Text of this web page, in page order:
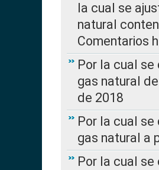
la cual se
natural
Comentarios
Por la cual
gas natural
de 2018
Por la cual
gas natural a
Por la cual